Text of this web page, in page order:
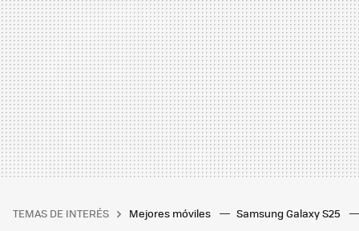
TEMAS DE INTERÉS Mejores móviles Samsung Galaxy S25